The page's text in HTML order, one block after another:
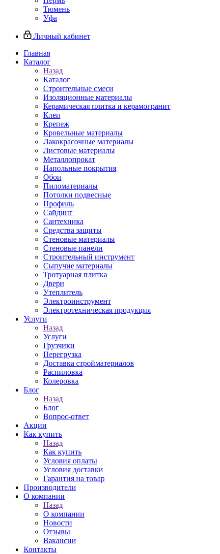
Тюмень
Уфа
Личный кабинет
Главная
Каталог
Назад
Каталог
Строительные смеси
Изоляционные материалы
Керамическая плитка и керамогранит
Клеи
Крепеж
Кровельные материалы
Лакокрасочные материалы
Листовые материалы
Металлопрокат
Напольные покрытия
Обои
Пиломатериалы
Потолки подвесные
Профиль
Сайдинг
Сантехника
Средства защиты
Стеновые материалы
Стеновые панели
Строительный инструмент
Сыпучие материалы
Тротуарная плитка
Двери
Утеплитель
Электроинструмент
Электротехническая продукция
Услуги
Назад
Услуги
Грузчики
Перегрузка
Доставка стройматериалов
Распиловка
Колеровка
Блог
Назад
Блог
Вопрос-ответ
Акции
Как купить
Назад
Как купить
Условия оплаты
Условия доставки
Гарантия на товар
Производители
О компании
Назад
О компании
Новости
Отзывы
Вакансии
Контакты